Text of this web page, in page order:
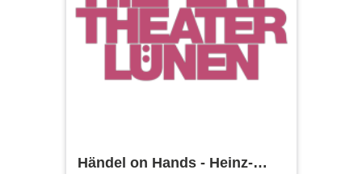
Händel on Hands - Heinz-